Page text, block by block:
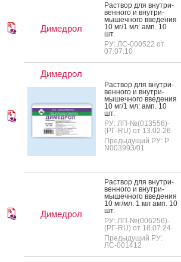
Димедрол
Рас­твор для внут­ри­
вен­но­го и внут­ри­
мышеч­но­го вве­дения
10 мг/1 мл: амп. 10
шт.
РУ: ЛС-000522 от
07.07.10
Димедрол
Рас­твор для внут­ри­
вен­но­го и внут­ри­
мышеч­но­го вве­дения
10 мг/1 мл: амп. 10
шт.
РУ: ЛП-№(013556)-
(РГ-RU) от 13.02.26
Предыдущий РУ: Р
N003993/01
Димедрол
Рас­твор для внут­ри­
вен­но­го и внут­ри­
мышеч­но­го вве­дения
10 мг/мл: 1 мл амп. 10
шт.
РУ: ЛП-№(006256)-
(РГ-RU) от 18.07.24
Предыдущий РУ:
ЛС-001412